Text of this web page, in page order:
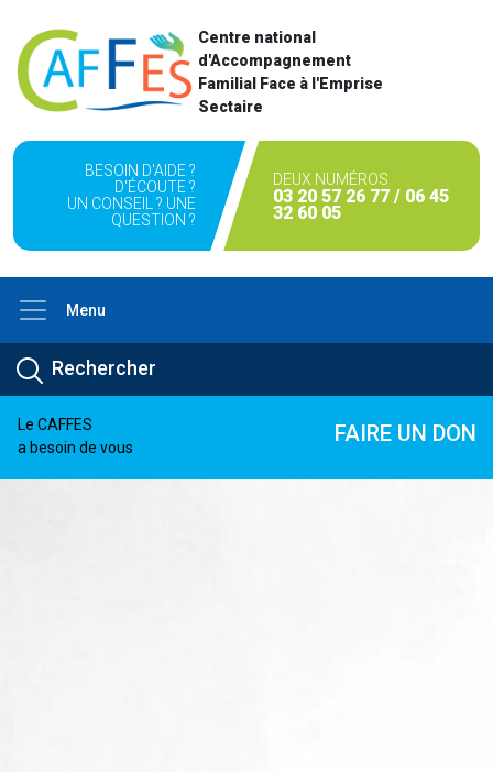
Centre national
d'Accompagnement
Familial Face à l'Emprise
Sectaire
BESOIN D'AIDE ?
D'ÉCOUTE ?
UN CONSEIL ? UNE
QUESTION ?
DEUX NUMÉROS
03 20 57 26 77 / 06 45
32 60 05
Menu
Le CAFFES
a besoin de vous
FAIRE UN DON